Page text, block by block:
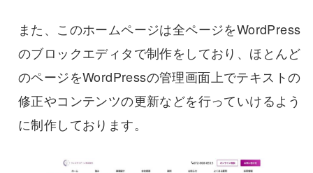
また、このホームページは全ページをWordPress
のブロックエディタで制作をしており、ほとんど
のページをWordPressの管理画面上でテキストの
修正やコンテンツの更新などを行っていけるよう
に制作しております。